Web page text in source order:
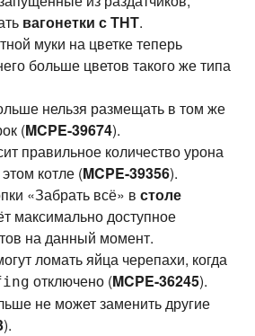
вагонетки с ТНТ.
муки на цветке теперь
больше цветов такого же типа
нельзя размещать в том же
(MCPE-39674).
правильное количество урона
котле (MCPE-39356).
«Забрать всё» в столе
максимально доступное
на данный момент.
ломать яйца черепахи, когда
отключено (MCPE-36245).
не может заменить другие
).